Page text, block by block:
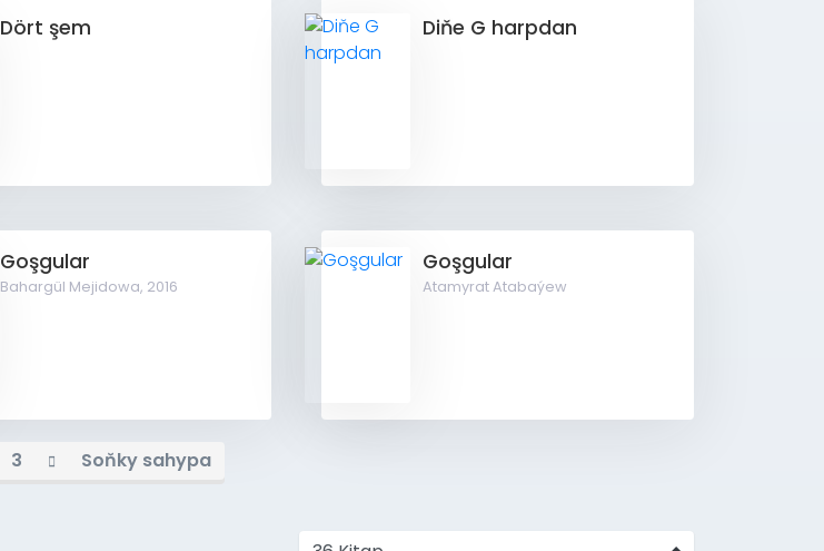
Dört şem Diňe G harpdan
Goşgular
Bahargül Mejidowa, 2016
Goşgular
Atamyrat Atabaýew
3 Soňky sahypa